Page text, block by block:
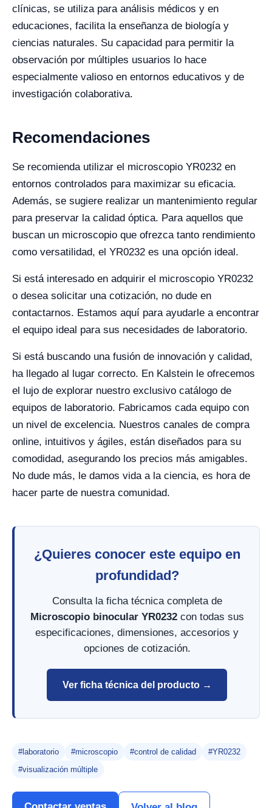
clínicas, se utiliza para análisis médicos y en
educaciones, facilita la enseñanza de biología y
ciencias naturales. Su capacidad para permitir la
observación por múltiples usuarios lo hace
especialmente valioso en entornos educativos y de
investigación colaborativa.
Recomendaciones
Se recomienda utilizar el microscopio YR0232 en
entornos controlados para maximizar su eficacia.
Además, se sugiere realizar un mantenimiento regular
para preservar la calidad óptica. Para aquellos que
buscan un microscopio que ofrezca tanto rendimiento
como versatilidad, el YR0232 es una opción ideal.
Si está interesado en adquirir el microscopio YR0232
o desea solicitar una cotización, no dude en
contactarnos. Estamos aquí para ayudarle a encontrar
el equipo ideal para sus necesidades de laboratorio.
Si está buscando una fusión de innovación y calidad,
ha llegado al lugar correcto. En Kalstein le ofrecemos
el lujo de explorar nuestro exclusivo catálogo de
equipos de laboratorio. Fabricamos cada equipo con
un nivel de excelencia. Nuestros canales de compra
online, intuitivos y ágiles, están diseñados para su
comodidad, asegurando los precios más amigables.
No dude más, le damos vida a la ciencia, es hora de
hacer parte de nuestra comunidad.
¿Quieres conocer este equipo en
profundidad?
Consulta la ficha técnica completa de
Microscopio binocular YR0232con todas sus
especificaciones, dimensiones, accesorios y
opciones de cotización.
Ver ficha técnica del producto →
#laboratorio #microscopio #control de calidad
#YR0232
#visualización múltiple